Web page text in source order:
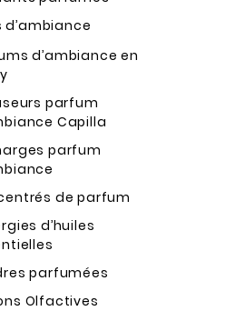
d’ambiance
d’ambiance en
parfum
Capilla
parfum
de parfum
d’huiles
parfumées
Olfactives